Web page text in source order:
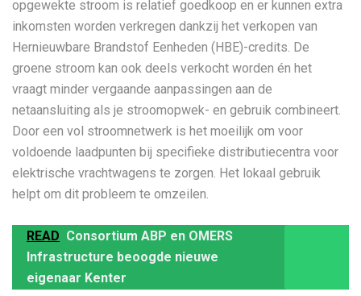
opgewekte stroom is relatief goedkoop en er kunnen extra
inkomsten worden verkregen dankzij het verkopen van
Hernieuwbare Brandstof Eenheden (HBE)-credits. De
groene stroom kan ook deels verkocht worden én het
vraagt minder vergaande aanpassingen aan de
netaansluiting als je stroomopwek- en gebruik combineert.
Door een vol stroomnetwerk is het moeilijk om voor
voldoende laadpunten bij specifieke distributiecentra voor
elektrische vrachtwagens te zorgen. Het lokaal gebruik
helpt om dit probleem te omzeilen.
READ Consortium ABP en OMERS
Infrastructure beoogde nieuwe
eigenaar Kenter